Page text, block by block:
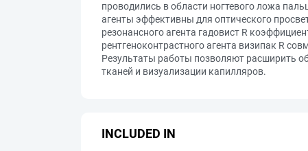
проводились в области ногтевого ложа
агенты эффективны для оптического
резонансного агента гадовист R
рентгеноконтрастного агента визипак R
Результаты работы позволяют расширить
тканей и визуализации капилляров.
INCLUDED IN